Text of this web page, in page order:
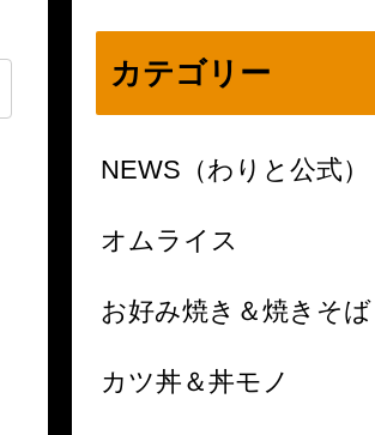
カテゴリー
NEWS（わりと公式）
オムライス
お好み焼き＆焼きそば
カツ丼＆丼モノ